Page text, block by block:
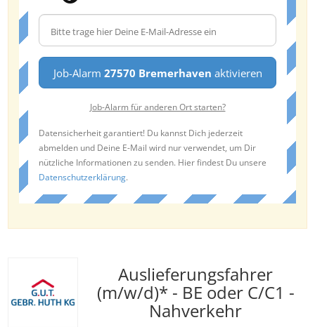
Job-Alarm 27570 Bremerhaven aktivieren
Job-Alarm für anderen Ort starten?
Datensicherheit garantiert! Du kannst Dich jederzeit
abmelden und Deine E-Mail wird nur verwendet, um Dir
nützliche Informationen zu senden. Hier findest Du unsere
Datenschutzerklärung.
Auslieferungsfahrer
(m/w/d)* - BE oder C/C1 -
Nahverkehr